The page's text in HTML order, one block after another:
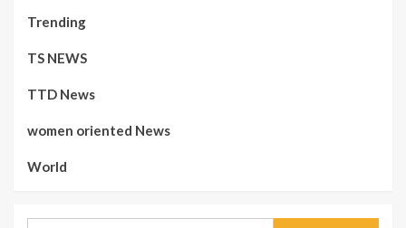
Trending
TS NEWS
TTD News
women oriented News
World